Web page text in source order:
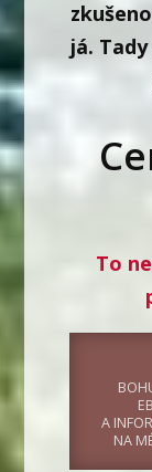
já.
To
A
NA